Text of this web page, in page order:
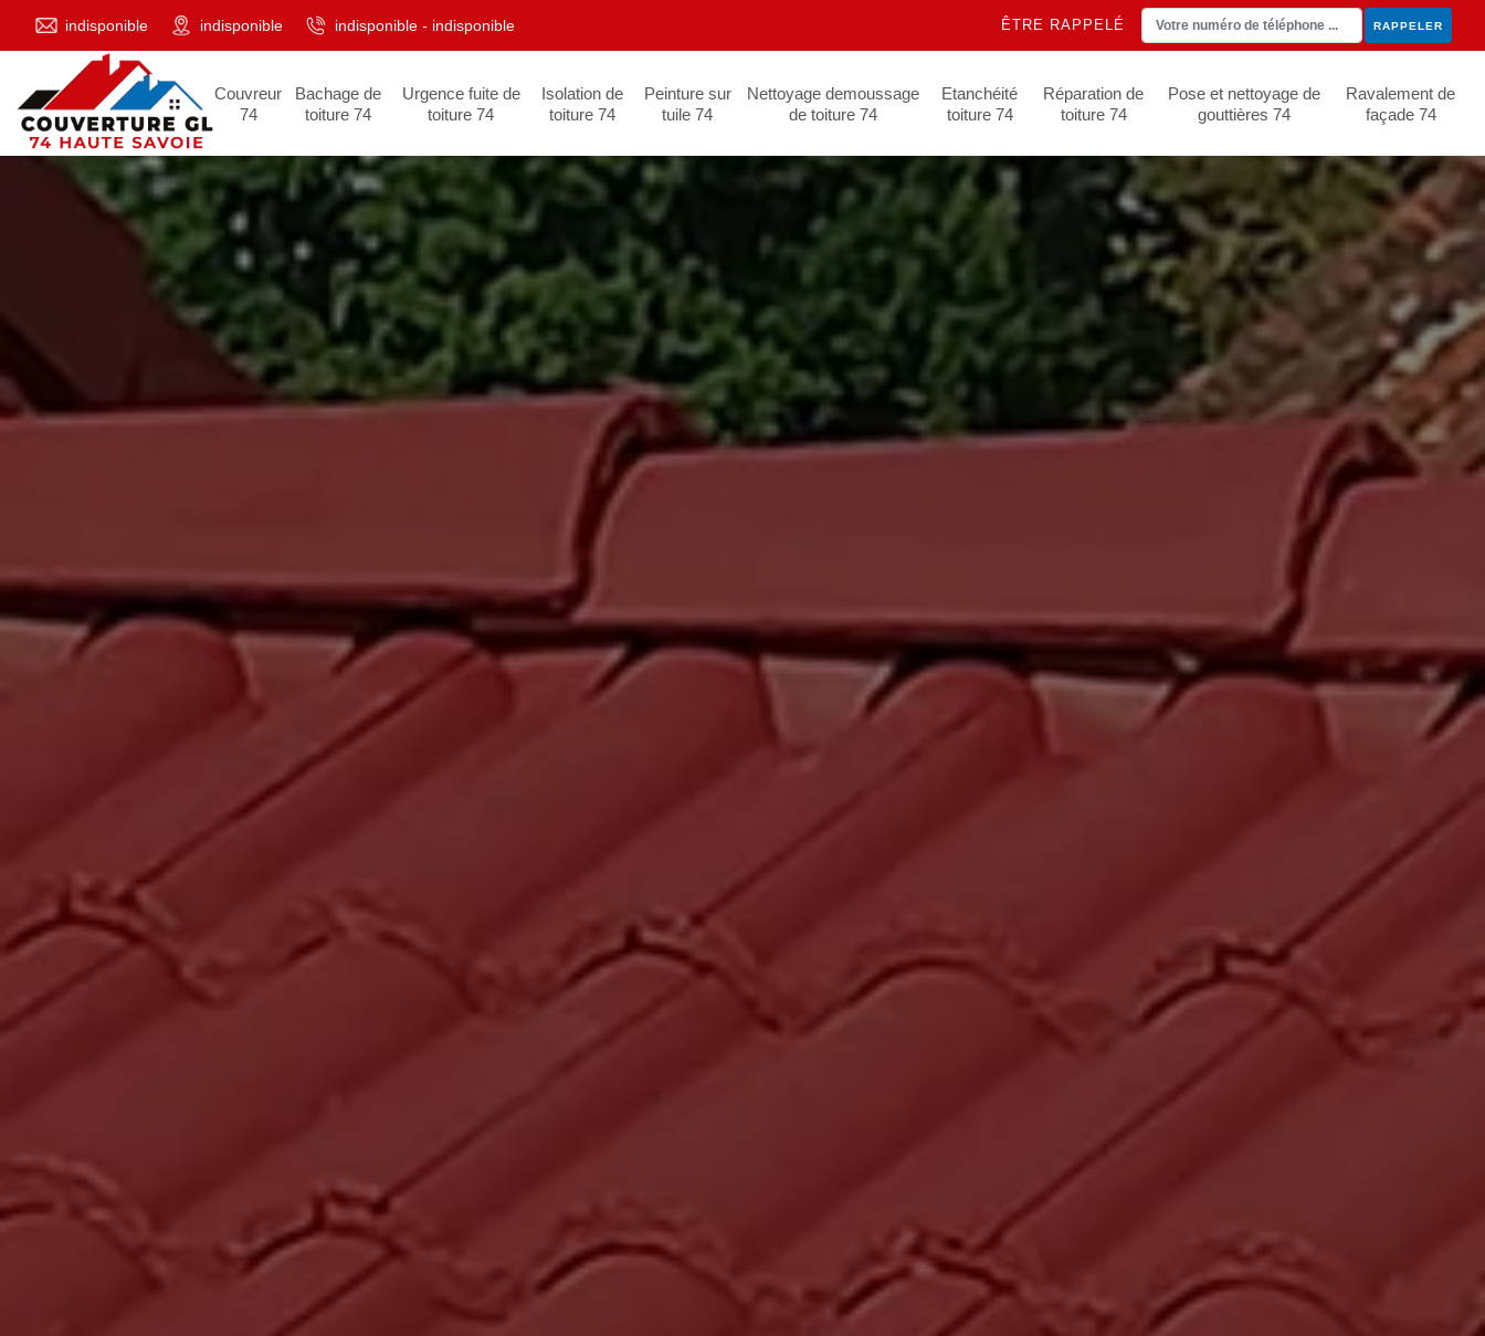
indisponible indisponible indisponible - indisponible ÊTRE RAPPELÉ
Couvreur
74
Bachage de
toiture 74
Urgence fuite de
toiture 74
Isolation de
toiture 74
Peinture sur
tuile 74
Nettoyage demoussage
de toiture 74
Etanchéité
toiture 74
Réparation de
toiture 74
Pose et nettoyage de
gouttières 74
Ravalement de
façade 74